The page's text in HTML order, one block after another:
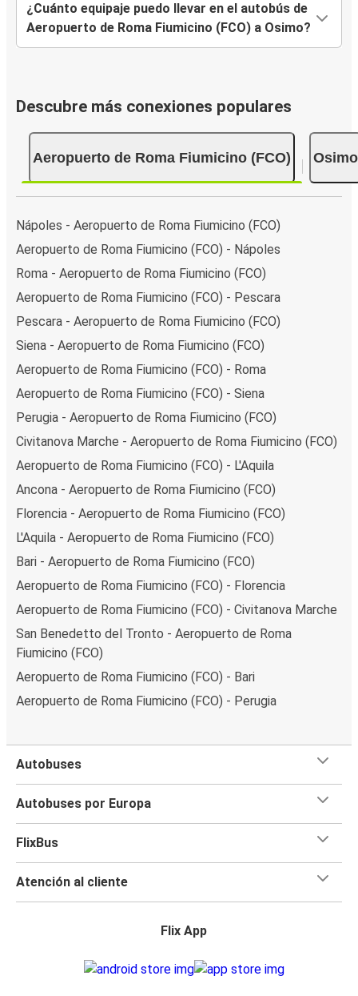
¿Cuánto equipaje puedo llevar en el autobús de
Aeropuerto de Roma Fiumicino (FCO) a Osimo?
Descubre más conexiones populares
Aeropuerto de Roma Fiumicino (FCO) Osimo
Nápoles - Aeropuerto de Roma Fiumicino (FCO)
Aeropuerto de Roma Fiumicino (FCO) - Nápoles
Roma - Aeropuerto de Roma Fiumicino (FCO)
Aeropuerto de Roma Fiumicino (FCO) - Pescara
Pescara - Aeropuerto de Roma Fiumicino (FCO)
Siena - Aeropuerto de Roma Fiumicino (FCO)
Aeropuerto de Roma Fiumicino (FCO) - Roma
Aeropuerto de Roma Fiumicino (FCO) - Siena
Perugia - Aeropuerto de Roma Fiumicino (FCO)
Civitanova Marche - Aeropuerto de Roma Fiumicino (FCO)
Aeropuerto de Roma Fiumicino (FCO) - L'Aquila
Ancona - Aeropuerto de Roma Fiumicino (FCO)
Florencia - Aeropuerto de Roma Fiumicino (FCO)
L'Aquila - Aeropuerto de Roma Fiumicino (FCO)
Bari - Aeropuerto de Roma Fiumicino (FCO)
Aeropuerto de Roma Fiumicino (FCO) - Florencia
Aeropuerto de Roma Fiumicino (FCO) - Civitanova Marche
San Benedetto del Tronto - Aeropuerto de Roma
Fiumicino (FCO)
Aeropuerto de Roma Fiumicino (FCO) - Bari
Aeropuerto de Roma Fiumicino (FCO) - Perugia
Autobuses
Autobuses por Europa
FlixBus
Atención al cliente
Flix App